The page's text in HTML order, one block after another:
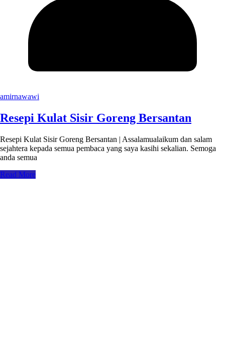
amirnawawi
Resepi Kulat Sisir Goreng Bersantan
Resepi Kulat Sisir Goreng Bersantan | Assalamualaikum dan salam
sejahtera kepada semua pembaca yang saya kasihi sekalian. Semoga
anda semua
Read More